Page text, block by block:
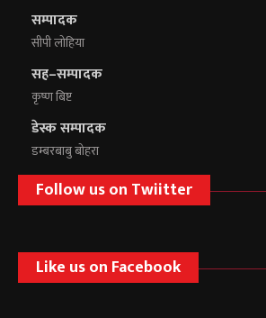
सम्पादक
सीपी लोहिया
सह–सम्पादक
कृष्ण बिष्ट
डेस्क सम्पादक
डम्बरबाबु बोहरा
Follow us on Twiitter
Like us on Facebook